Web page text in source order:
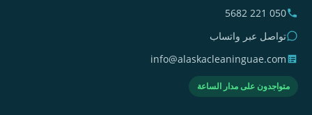
050 221 5682
تواصل عبر واتساب
info@alaskacleaninguae.com
متواجدون على مدار الساعة